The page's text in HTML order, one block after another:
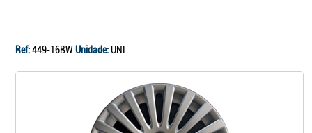
Ref:449-16BWUnidade:UNI